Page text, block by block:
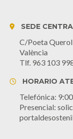
SEDE
C/Poeta
València
Tlf. 963 103
HORARIO
Telefónica:
Presencial: